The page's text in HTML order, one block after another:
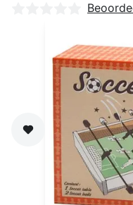
Nog geen
Zet op verlanglijst